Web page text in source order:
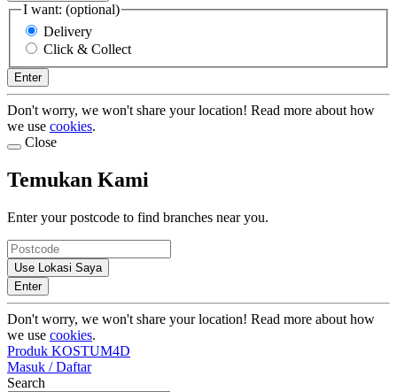
I want: (optional)
Delivery
Click & Collect
Enter
Don't worry, we won't share your location! Read more about how
we use cookies.
Close
Temukan Kami
Enter your postcode to find branches near you.
Use Lokasi Saya
Enter
Don't worry, we won't share your location! Read more about how
we use cookies.
Produk KOSTUM4D
Masuk / Daftar
Search